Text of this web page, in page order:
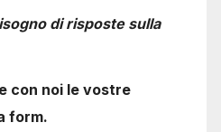
di risposte sulla
con noi le vostre
form.